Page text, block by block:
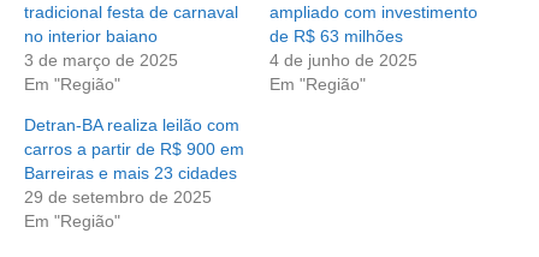
tradicional festa de carnaval
no interior baiano
3 de março de 2025
Em "Região"
ampliado com investimento
de R$ 63 milhões
4 de junho de 2025
Em "Região"
Detran-BA realiza leilão com
carros a partir de R$ 900 em
Barreiras e mais 23 cidades
29 de setembro de 2025
Em "Região"